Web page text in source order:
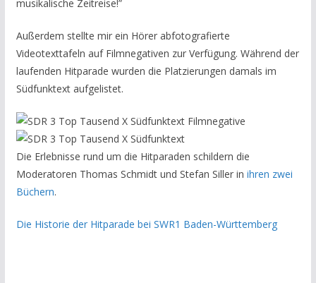
musikalische Zeitreise!”
Außerdem stellte mir ein Hörer abfotografierte
Videotexttafeln auf Filmnegativen zur Verfügung. Während der
laufenden Hitparade wurden die Platzierungen damals im
Südfunktext aufgelistet.
Die Erlebnisse rund um die Hitparaden schildern die
Moderatoren Thomas Schmidt und Stefan Siller in ihren zwei
Büchern.
Die Historie der Hitparade bei SWR1 Baden-Württemberg